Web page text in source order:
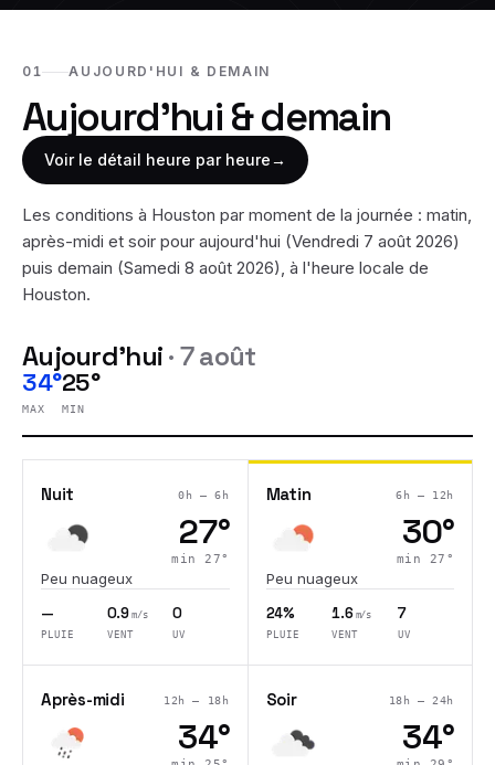
01 AUJOURD'HUI & DEMAIN
Aujourd'hui & demain
Voir le détail heure par heure→
Les conditions à Houston par moment de la journée : matin,
après-midi et soir pour aujourd'hui (Vendredi 7 août 2026)
puis demain (Samedi 8 août 2026), à l'heure locale de
Houston.
Aujourd'hui·7 août
34°
MAX
25°
MIN
Nuit 0h – 6h
27°
min27°
Peu nuageux
—
PLUIE
0.9 m/s
VENT
0
UV
Matin 6h – 12h
30°
min 27 °
Peu nuageux
24%
PLUIE
1.6 m/s
VENT
7
UV
Après-midi 12h – 18h
34°
Soir 18h – 24h
34°